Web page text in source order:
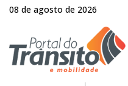
08 de agosto de 2026